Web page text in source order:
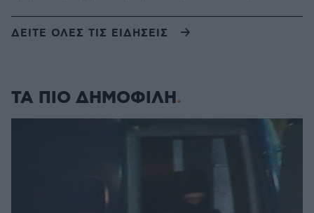
ΔΕΙΤΕ ΟΛΕΣ ΤΙΣ ΕΙΔΗΣΕΙΣ
ΤΑ ΠΙΟ ΔΗΜΟΦΙΛΗ